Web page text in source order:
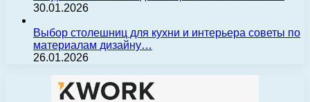
30.01.2026
Выбор столешниц для кухни и интерьера советы по
материалам дизайну…
26.01.2026